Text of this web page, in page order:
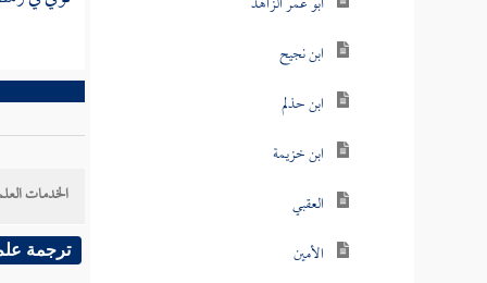
ابن نجيح
ابن حذلم
ابن خزيمة
العقبي
الأمين
الخدمات
ترجمة